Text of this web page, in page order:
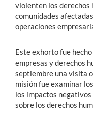
violenten los derechos
comunidades
operaciones
Este exhorto fue
empresas y derechos
septiembre una visita
misión fue examinar
los impactos
sobre los derechos